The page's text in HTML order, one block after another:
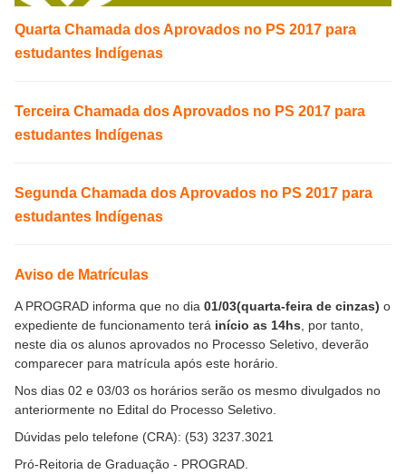
Quarta Chamada dos Aprovados no PS 2017 para
estudantes Indígenas
Terceira Chamada dos Aprovados no PS 2017 para
estudantes Indígenas
Segunda Chamada dos Aprovados no PS 2017 para
estudantes Indígenas
Aviso de Matrículas
A PROGRAD informa que no dia 01/03(quarta-feira de cinzas) o
expediente de funcionamento terá início as 14hs, por tanto,
neste dia os alunos aprovados no Processo Seletivo, deverão
comparecer para matrícula após este horário.
Nos dias 02 e 03/03 os horários serão os mesmo divulgados no
anteriormente no Edital do Processo Seletivo.
Dúvidas pelo telefone (CRA): (53) 3237.3021
Pró-Reitoria de Graduação - PROGRAD.